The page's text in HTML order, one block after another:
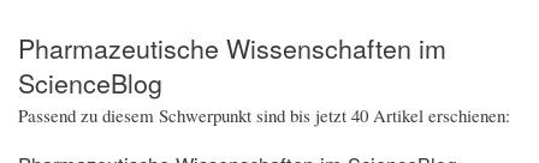
Pharmazeutische Wissenschaften im
ScienceBlog
Passend zu diesem Schwerpunkt sind bis jetzt 40 Artikel erschienen: